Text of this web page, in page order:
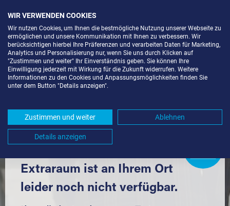
SELF STORAGE IN LEIMERSHEIM
Komfortabel einlagern mit Extraraum
Extraraum ist an Ihrem Ort
leider noch nicht verfügbar.
WIR VERWENDEN COOKIES
Wir nutzen Cookies, um Ihnen die bestmögliche Nutzung unserer Webseite zu
ermöglichen und unsere Kommunikation mit Ihnen zu verbessern. Wir
berücksichtigen hierbei Ihre Präferenzen und verarbeiten Daten für Marketing,
Analytics und Personalisierung nur, wenn Sie uns durch Klicken auf
"Zustimmen und weiter" Ihr Einverständnis geben. Sie können Ihre
Einwilligung jederzeit mit Wirkung für die Zukunft widerrufen. Weitere
Informationen zu den Cookies und Anpassungsmöglichkeiten finden Sie
unter dem Button "Details anzeigen".
Zustimmen und weiter Ablehnen
Details anzeigen